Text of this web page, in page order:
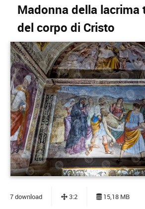
Madonna della lacrima
del corpo di Cristo
7download 3:2 15,18 MB